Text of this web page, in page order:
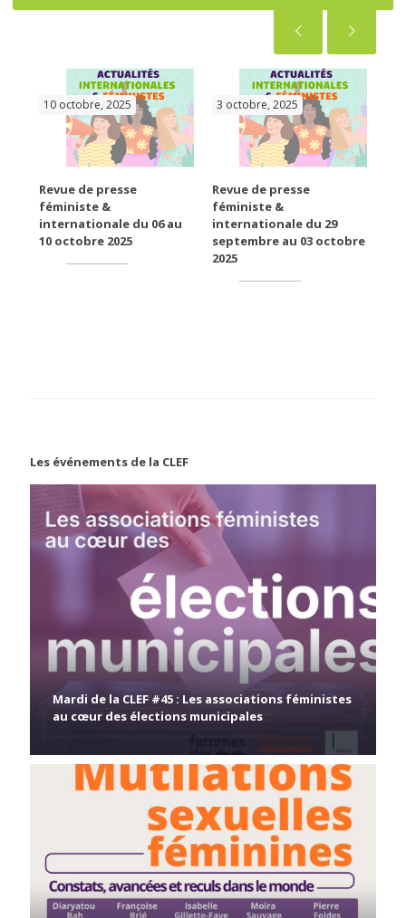
10 octobre, 2025
Revue de presse
féministe &
internationale du 06 au
10 octobre 2025
3 octobre, 2025
Revue de presse
féministe &
internationale du 29
septembre au 03 octobre
2025
Les événements de la CLEF
Mardi de la CLEF #45 : Les associations féministes
au cœur des élections municipales